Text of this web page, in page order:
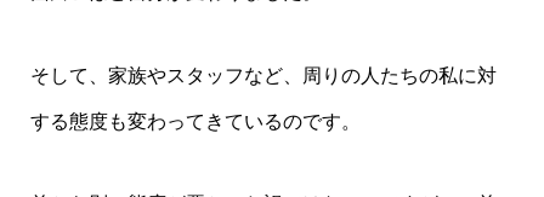
そして、家族やスタッフなど、周りの人たちの私に対
する態度も変わってきているのです。